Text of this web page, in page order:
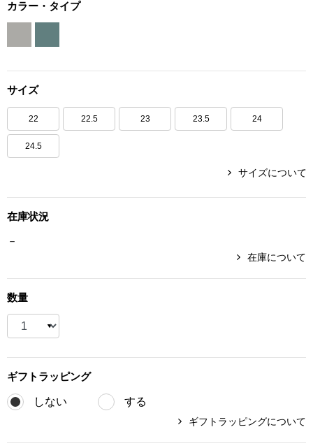
ランド
集
タログ
すべて見る
その他
アンダーウェア
バッグ
カラー・タイプ
サイズ
22 22.5 23 23.5 24
24.5
サイズについて
在庫状況
－
在庫について
数量
ギフト ラッピング
しない する
ギフトラッピングについて